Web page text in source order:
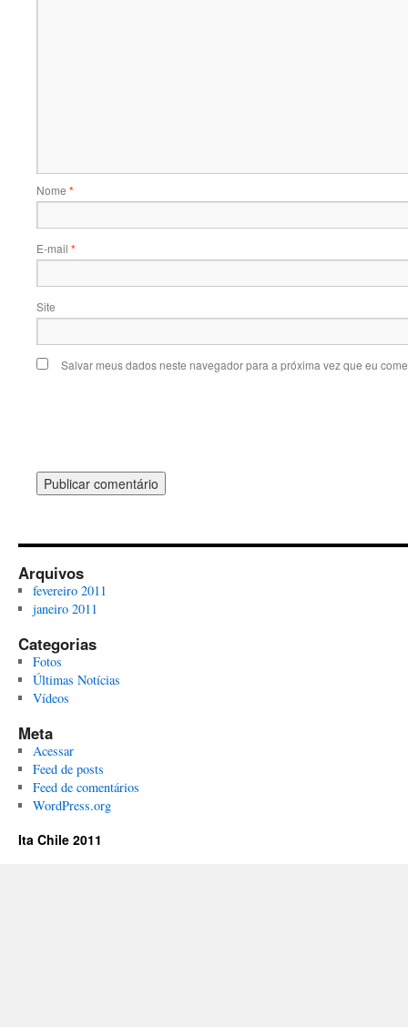
Nome *
E-mail *
Site
Salvar meus dados neste navegador para a próxima vez que eu
Arquivos
fevereiro 2011
janeiro 2011
Categorias
Fotos
Últimas Notícias
Vídeos
Meta
Acessar
Feed de posts
Feed de comentários
WordPress.org
Ita Chile 2011